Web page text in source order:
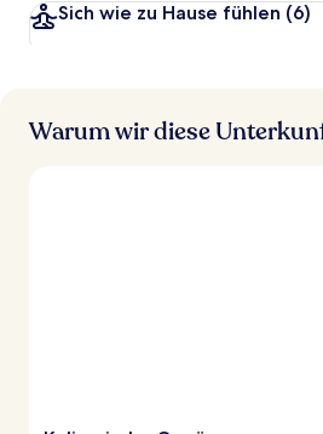
Sich wie zu Hause fühlen (6)
Warum wir diese